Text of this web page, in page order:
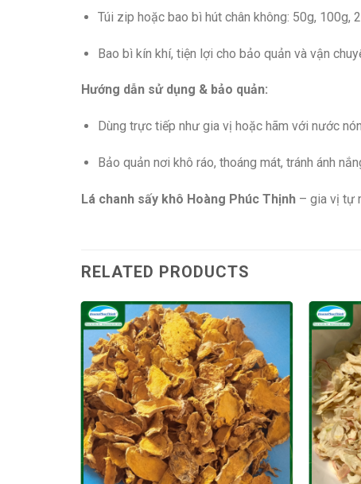
Túi zip hoặc bao bì hút chân không: 50g, 100g,
Bao bì kín khí, tiện lợi cho bảo quản và vận
Hướng dẫn sử dụng & bảo quản:
Dùng trực tiếp như gia vị hoặc hãm với nước
Bảo quản nơi khô ráo, thoáng mát, tránh ánh
Lá chanh sấy khô Hoàng Phúc Thịnh – gia vị tự
RELATED PRODUCTS